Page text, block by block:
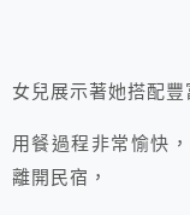
女兒展示著她搭配豐
用餐過程非常愉快
離開民宿，